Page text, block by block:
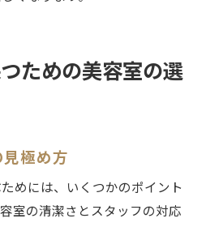
ための美容室の選
極め方
めには、いくつかのポイント
室の清潔さとスタッフの対応